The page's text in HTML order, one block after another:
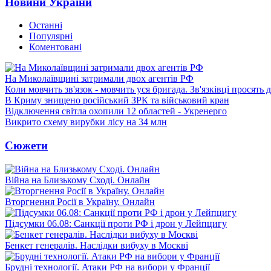
Останні
Популярні
Коментовані
На Миколаївщині затримали двох агентів РФ
Коли мовчить зв'язок - мовчить уся бригада. Зв'язківці просять
В Криму знищено російський ЗРК та військовий кран
Відключення світла охопили 12 областей - Укренерго
Викрито схему вирубки лісу на 34 млн
Сюжети
Війна на Близькому Сході. Онлайн
Вторгнення Росії в Україну. Онлайн
Підсумки 06.08: Санкції проти РФ і дрон у Лейпцигу
Бенкет генералів. Наслідки вибуху в Москві
Брудні технології. Атаки РФ на вибори у Франції